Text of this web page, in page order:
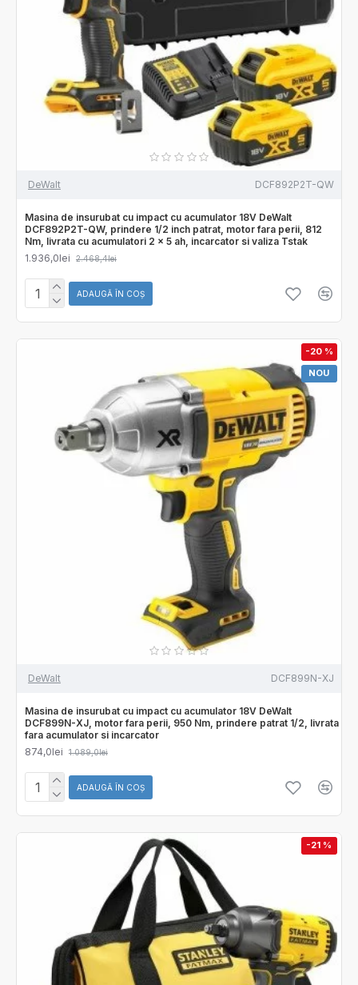
DeWalt DCF892P2T-QW
Masina de insurubat cu impact cu acumulator 18V DeWalt
DCF892P2T-QW, prindere 1/2 inch patrat, motor fara perii, 812
Nm, livrata cu acumulatori 2 x 5 ah, incarcator si valiza Tstak
1.936,0lei
2.468,4lei
ADAUGĂ ÎN COŞ
NOU
-20 %
DeWalt DCF899N-XJ
Masina de insurubat cu impact cu acumulator 18V DeWalt
DCF899N-XJ, motor fara perii, 950 Nm, prindere patrat 1/2, livrata
fara acumulator si incarcator
874,0lei
1.089,0lei
ADAUGĂ ÎN COŞ
-21 %